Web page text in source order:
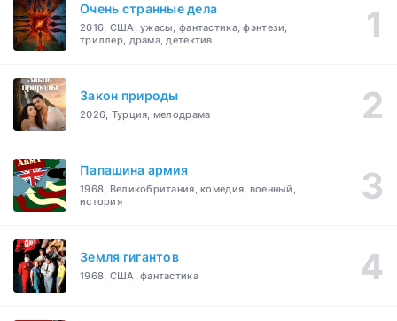
Очень странные дела
2016, США, ужасы, фантастика, фэнтези,
триллер, драма, детектив
Закон природы
2026, Турция, мелодрама
Папашина армия
1968, Великобритания, комедия, военный,
история
Земля гигантов
1968, США, фантастика